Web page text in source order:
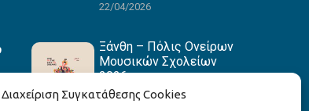
Διαχείριση Συγκατάθεσης Cookies
22/04/2026
Ξάνθη – Πόλις Ονείρων
Μουσικών Σχολείων
2026
15/04/2026